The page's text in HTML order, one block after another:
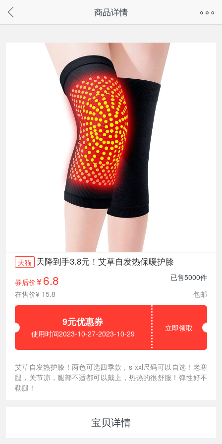
请通过微信或支付宝搜“奇兔客小程序”访问
商品详情
天猫 天降到手3.8元！艾草自发热保暖护膝
券后价¥ 6.8
已售5000件
在售价¥ 15.8
包邮
9元优惠券
使用时间2023-10-27-2023-10-29
立即领取
艾草自发热护膝！两色可选四季款，s-xxl尺码可以自选！老寒
腿，关节凉，腿部不适都可以戴上，热热的很舒服！弹性好不
勒腿！
宝贝详情